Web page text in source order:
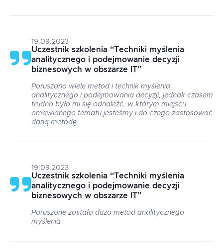
19.09.2023
Uczestnik szkolenia “Techniki myślenia
analitycznego i podejmowanie decyzji
biznesowych w obszarze IT”
Poruszono wiele metod i technik myślenia
analitycznego i podejmowania decyzji, jednak czasem
trudno było mi się odnaleźć, w którym miejscu
omawianego tematu jesteśmy i do czego zastosować
daną metodę
19.09.2023
Uczestnik szkolenia “Techniki myślenia
analitycznego i podejmowanie decyzji
biznesowych w obszarze IT”
Poruszone zostało dużo metod analitycznego
myślenia